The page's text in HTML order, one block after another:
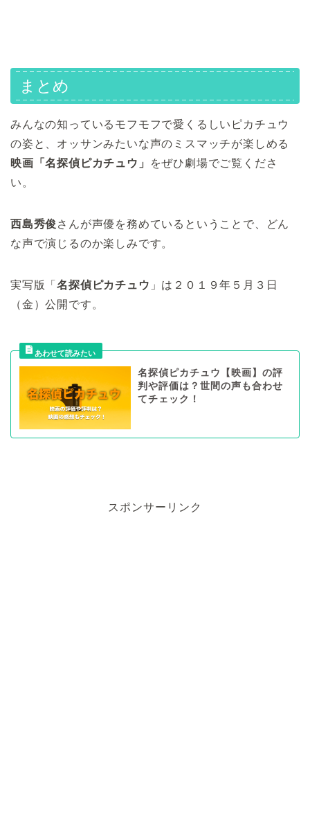
まとめ
みんなの知っているモフモフで愛くるしいピカチュウ
の姿と、オッサンみたいな声のミスマッチが楽しめる
映画「名探偵ピカチュウ」
をぜひ劇場でご覧くださ
い。
西島秀俊 さんが声優を務めているということで、どん
な声で演じるのか楽しみです。
実写版「名探偵ピカチュウ 」は２０１９年５月３日
（金）公開です。
名探偵ピカチュウ【映画】の評
判や評価は？世間の声も合わせ
てチェック！
スポンサーリンク